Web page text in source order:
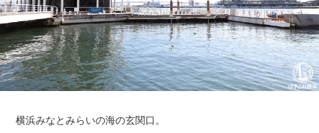
横浜みなとみらいの海の玄関口。